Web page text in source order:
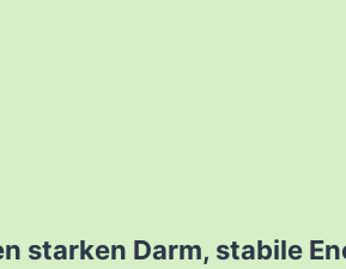
Darm, stabile